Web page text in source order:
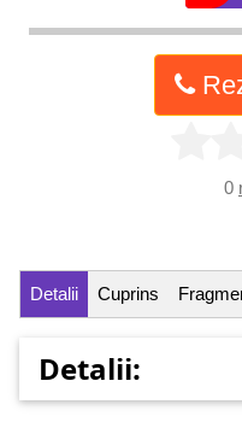
0
Detalii Cuprins
Detalii: